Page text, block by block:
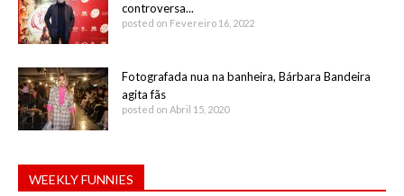
controversa...
posted on Fevereiro 16, 2022
Fotografada nua na banheira, Bárbara Bandeira
agita fãs
posted on Abril 15, 2020
WEEKLY FUNNIES